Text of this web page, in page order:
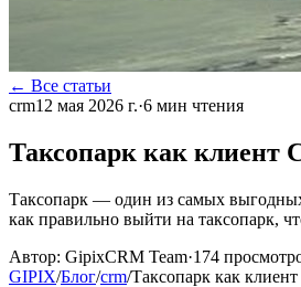
← Все статьи
crm12 мая 2026 г.·6 мин чтения
Таксопарк как клиент
Таксопарк — один из самых
как правильно выйти на таксопарк,
Автор: GipixCRM Team·174
GIPIX/Блог/crm/Таксопарк как